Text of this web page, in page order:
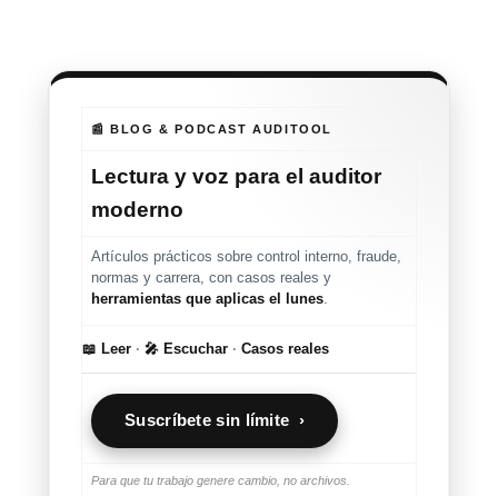
📰 BLOG & PODCAST AUDITOOL
Lectura y voz para el auditor
moderno
Artículos prácticos sobre control interno, fraude,
normas y carrera, con casos reales y
herramientas que aplicas el lunes.
📖 Leer · 🎤 Escuchar · Casos reales
Suscríbete sin límite ›
Para que tu trabajo genere cambio, no archivos.